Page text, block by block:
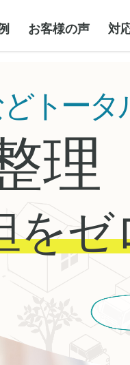
お客様の声 対
トータ
理
をゼ